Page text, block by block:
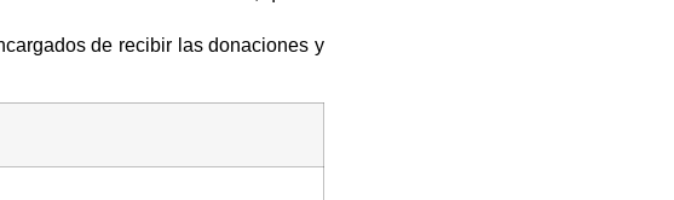
de recibir las donaciones y